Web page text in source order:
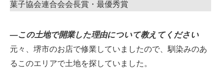
菓子協会連合会会長賞・最優秀賞
―この土地で開業した理由について教えてください
元々、堺市のお店で修業していましたので、馴染みのあ
るこのエリアで土地を探していました。